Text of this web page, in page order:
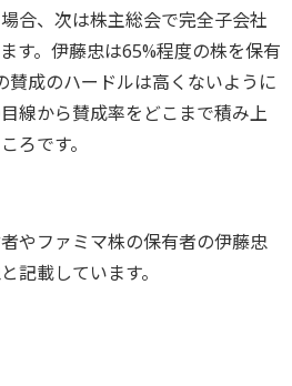
合、次は株主総会で完全子会社
す。伊藤忠は65%程度の株を保有
賛成のハードルは高くないように
線から賛成率をどこまで積み上
ろです。
やファミマ株の保有者の伊藤忠
記載しています。